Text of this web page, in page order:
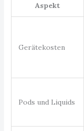
Aspekt
Gerätekosten
Pods und Liquids